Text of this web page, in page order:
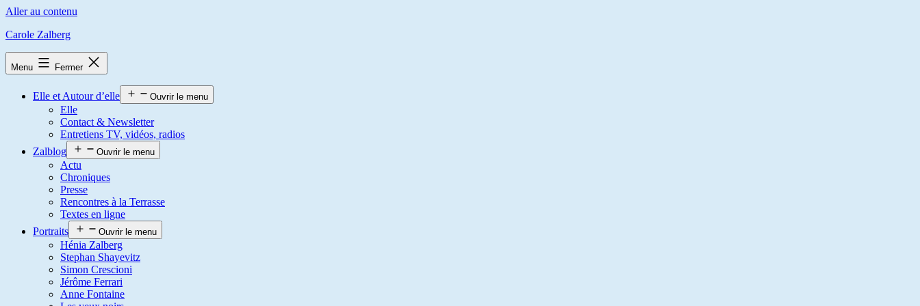
Aller au contenu
Carole Zalberg
Menu Fermer
Elle et Autour d’elle Ouvrir le menu
Elle
Contact & Newsletter
Entretiens TV, vidéos, radios
Zalblog
Ouvrir le menu
Actu
Chroniques
Presse
Rencontres à la Terrasse
Textes en ligne
Portraits
Ouvrir le menu
Hénia Zalberg
Stephan Shayevitz
Simon Crescioni
Jérôme Ferrari
Anne Fontaine